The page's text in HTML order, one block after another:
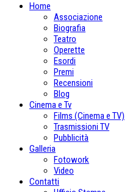
Home
Associazione
Biografia
Teatro
Operette
Esordi
Premi
Recensioni
Blog
Cinema e Tv
Films (Cinema e TV)
Trasmissioni TV
Pubblicità
Galleria
Fotowork
Video
Contatti